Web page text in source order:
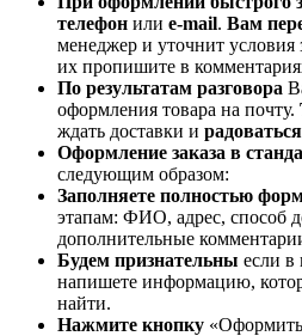
телефон или e-mail. Вам
менеджер и уточнит условия
их пропишите в
По результатам разговора
оформления товара на почту.
ждать доставки и
Оформление заказа в
следующим образом:
Заполняете полностью
этапам: ФИО, адрес, способ
дополнительные
Будем признательны если в
напишете информацию,
найти.
Нажмите кнопку «Оформить